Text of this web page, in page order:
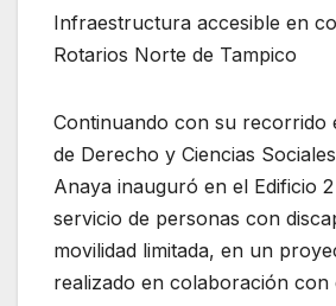
Infraestructura accesible en
Rotarios Norte de Tampico
Continuando con su recorrido
de Derecho y Ciencias
Anaya inauguró en el Edificio
servicio de personas con
movilidad limitada, en un
realizado en colaboración con